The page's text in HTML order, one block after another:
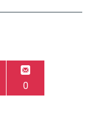
0